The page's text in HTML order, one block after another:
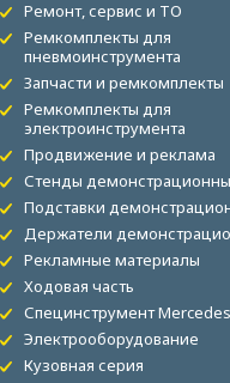
Ремонт, сервис и ТО
Ремкомплекты для
пневмоинструмента
Запчасти и ремкомплекты
Ремкомплекты для
электроинструмента
Продвижение и реклама
Стенды
Подставки
Держатели
Рекламные материалы
Ходовая часть
Специнструмент
Электрооборудование
Кузовная серия